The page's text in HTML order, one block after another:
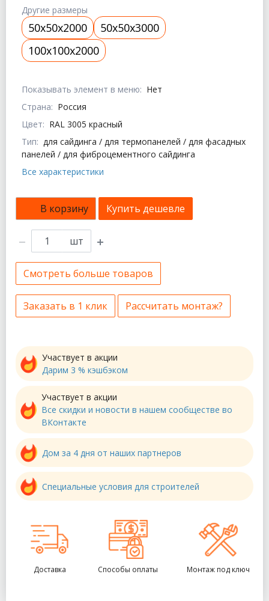
Показывать элемент в меню: Нет
Страна: Россия
Цвет: RAL 3005 красный
Тип: для сайдинга / для термопанелей / для фасадных
панелей / для фиброцементного сайдинга
Все характеристики
Другие размеры
50x50x2000
50x50x3000
100x100x2000
В корзину Купить дешевле
шт
Смотреть больше товаров
Заказать в 1 клик Рассчитать монтаж?
Участвует в акции
Дарим 3 % кэшбэком
Участвует в акции
Все скидки и новости в нашем сообществе во
ВКонтакте
Дом за 4 дня от наших партнеров
Специальные условия для строителей
Доставка Способы оплаты Монтаж под ключ